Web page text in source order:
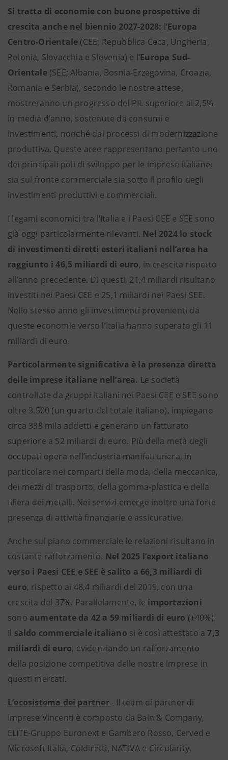
Si tratta di economie con buone prospettive di
crescita anche nel biennio 2027-2028: l’Europa
Centro-Orientale (CEE; Repubblica Ceca, Ungheria,
Polonia, Slovacchia e Slovenia) e l’Europa Sud-
Orientale (SEE; Albania, Bosnia-Erzegovina, Croazia,
Romania e Serbia), secondo le nostre attese,
mostreranno un progresso del PIL superiore al 2,5%
in media d’anno, sostenute da consumi e
investimenti, nonché dai processi di modernizzazione
produttiva. Queste aree rappresentano pertanto uno
dei principali poli di sviluppo per le imprese italiane,
sia sul fronte commerciale sia sotto il profilo degli
investimenti produttivi e commerciali.
I legami economici tra l’Italia e i Paesi CEE e SEE sono
già oggi particolarmente rilevanti. Nel 2024 lo stock
di investimenti diretti esteri italiani nell’area ha
raggiunto i 46,5 miliardi di euro, in crescita rispetto
all’anno precedente. Di questi, 21,4 miliardi risultano
investiti nei Paesi CEE e 25,1 miliardi nei Paesi SEE.
Nello stesso anno gli investimenti provenienti da
queste economie verso l’Italia hanno superato gli 11
miliardi di euro.
Particolarmente significativa è la presenza diretta
delle imprese italiane nell’area. Le società
controllate da gruppi italiani nei Paesi CEE e SEE sono
oltre 3.500 (un quarto del totale italiano), impiegano
circa 338 mila addetti e generano un fatturato
superiore a 52 miliardi di euro. Più della metà degli
occupati opera nell’industria manifatturiera, in
particolare nei comparti della moda, della meccanica,
dei mezzi di trasporto, della gomma-plastica e della
filiera dei metalli. Nei servizi emerge inoltre una forte
presenza di attività finanziarie e assicurative.
Anche sul piano commerciale le relazioni risultano in
costante rafforzamento. Nel 2025 l’export italiano
verso i Paesi CEE e SEE è salito a 66,3 miliardi di
euro, rispetto ai 48,4 miliardi del 2019, con una
crescita del 37%. Parallelamente, le importazioni
sono aumentate da 42 a 59 miliardi di euro (+40%).
Il saldo commerciale italiano si è così attestato a7,3
miliardi di euro, evidenziando un rafforzamento
della posizione competitiva delle nostre imprese in
questi mercati.
L’ecosistema dei partner - Il team di partner di
Imprese Vincenti è composto da Bain & Company,
ELITE-Gruppo Euronext e Gambero Rosso, Cerved e
Microsoft Italia, Coldiretti, NATIVA e Circularity,